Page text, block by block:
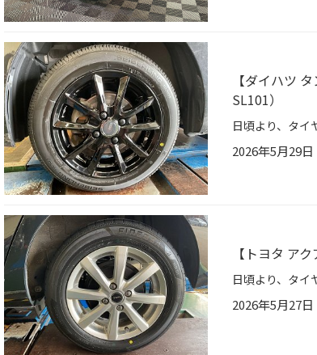
【ダイハツ
SL101）
2026年5月29日
【トヨタ ア
2026年5月27日